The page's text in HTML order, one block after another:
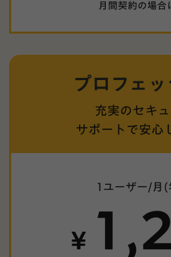
月間契約の場合
プロフェ
充実のセキ
サポートで安心
1ユーザー/月(
¥